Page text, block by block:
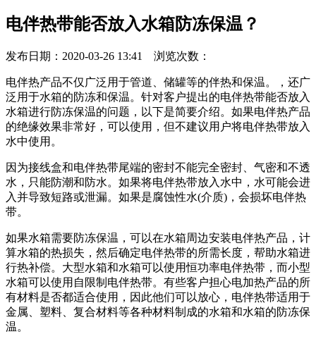
电伴热带能否放入水箱防冻保温？
发布日期：2020-03-26 13:41 浏览次数：
电伴热产品不仅广泛用于管道、储罐等的伴热和保温。，还广
泛用于水箱的防冻和保温。针对客户提出的电伴热带能否放入
水箱进行防冻保温的问题，以下是简要介绍。如果电伴热产品
的绝缘效果非常好，可以使用，但不建议用户将电伴热带放入
水中使用。
因为接线盒和电伴热带尾端的密封不能完全密封、气密和不透
水，只能防潮和防水。如果将电伴热带放入水中，水可能会进
入并导致短路或泄漏。如果是腐蚀性水(介质)，会损坏电伴热
带。
如果水箱需要防冻保温，可以在水箱周边安装电伴热产品，计
算水箱的热损失，然后确定电伴热带的所需长度，帮助水箱进
行热补偿。大型水箱和水箱可以使用恒功率电伴热带，而小型
水箱可以使用自限制电伴热带。有些客户担心电加热产品的所
有材料是否都适合使用，因此他们可以放心，电伴热带适用于
金属、塑料、复合材料等各种材料制成的水箱和水箱的防冻保
温。